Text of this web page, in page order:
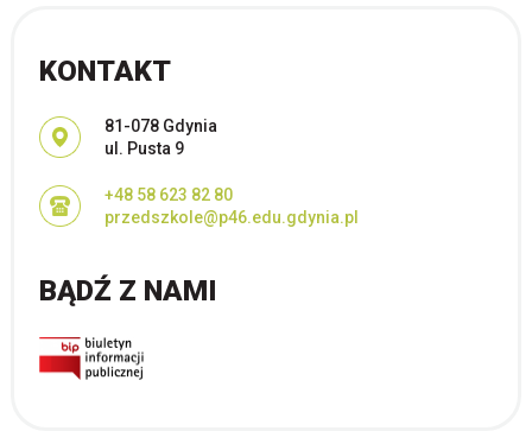
KONTAKT
Adres pocztowy:
81-078 Gdynia
ul. Pusta 9
+48 58 623 82 80
przedszkole@p46.edu.gdynia.pl
BĄDŹ Z NAMI